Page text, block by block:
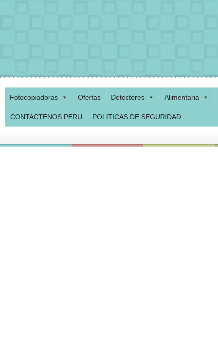
Fotocopiadoras Ofertas Detectores Alimentaria
CONTACTENOS PERU POLITICAS DE SEGURIDAD